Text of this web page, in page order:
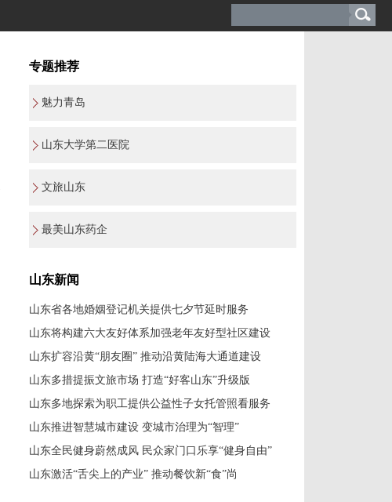
专题推荐
魅力青岛
山东大学第二医院
文旅山东
最美山东药企
山东新闻
山东省各地婚姻登记机关提供七夕节延时服务
山东将构建六大友好体系加强老年友好型社区建设
山东扩容沿黄“朋友圈” 推动沿黄陆海大通道建设
山东多措提振文旅市场 打造“好客山东”升级版
山东多地探索为职工提供公益性子女托管照看服务
山东推进智慧城市建设 变城市治理为“智理”
山东全民健身蔚然成风 民众家门口乐享“健身自由”
山东激活“舌尖上的产业” 推动餐饮新“食”尚